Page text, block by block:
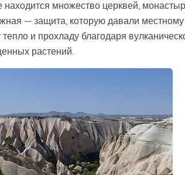
множество церквей,
— защита, которую давали
и прохладу благодаря
растений.